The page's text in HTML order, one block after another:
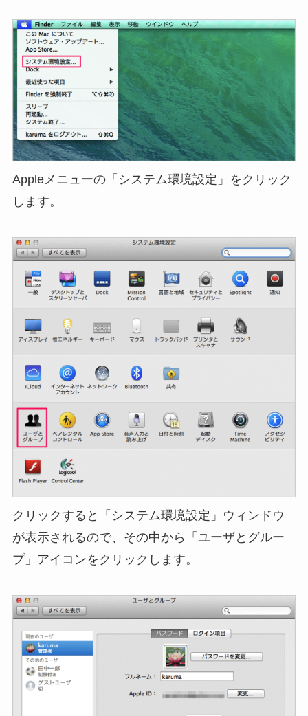
Appleメニューの「システム環境設定」をクリック
します。
クリックすると「システム環境設定」ウィンドウ
が表示されるので、その中から「ユーザとグルー
プ」アイコンをクリックします。